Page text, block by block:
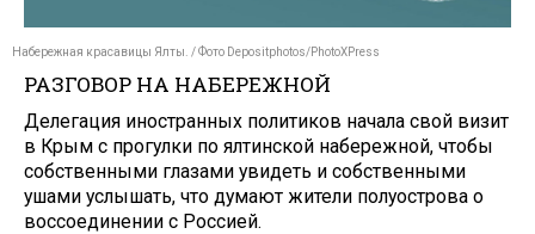
Набережная красавицы Ялты. / Фото Depositphotos/PhotoXPress
РАЗГОВОР НА НАБЕРЕЖНОЙ
Делегация иностранных политиков начала свой визит
в Крым с прогул­ки по ялтинской набережной, что­бы
собственными глазами увидеть и собственными
ушами услышать, что думают жители полуострова о
воссоединении с Россией.